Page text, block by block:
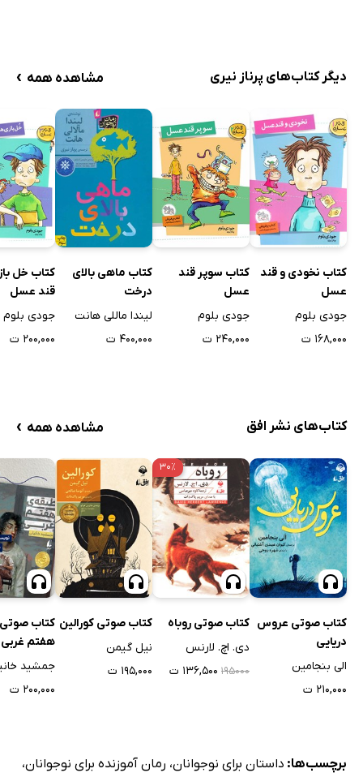
دیگر کتاب‌های پرناز نیری مشاهده همه ›
کتاب نخودی و قند
عسل
جودی بلوم
۱۶۸,۰۰۰ ت
کتاب سوپر قند
عسل
جودی بلوم
۲۴۰,۰۰۰ ت
کتاب ماهی بالای
درخت
لیندا ماللی هانت
۴۰۰,۰۰۰ ت
کتاب خل
قند عسل
جودی بلوم
۲۰۰,۰۰۰ ت
کتاب‌های نشر افق مشاهده همه ›
کتاب صوتی عروس
دریایی
الی بنجامین
۲۱۰,۰۰۰ ت
۳۰٪
کتاب صوتی روباه
دی. اچ. لارنس
۱۹۵۰۰۰ ۱۳۶,۵۰۰ ت
کتاب صوتی کورالین
نیل گیمن
۱۹۵,۰۰۰ ت
کتاب
هفتم غربی
جمشید
۲۰۰,۰۰۰ ت
برچسب‌ها: داستان برای نوجوانان، رمان آموزنده برای نوجوانان،